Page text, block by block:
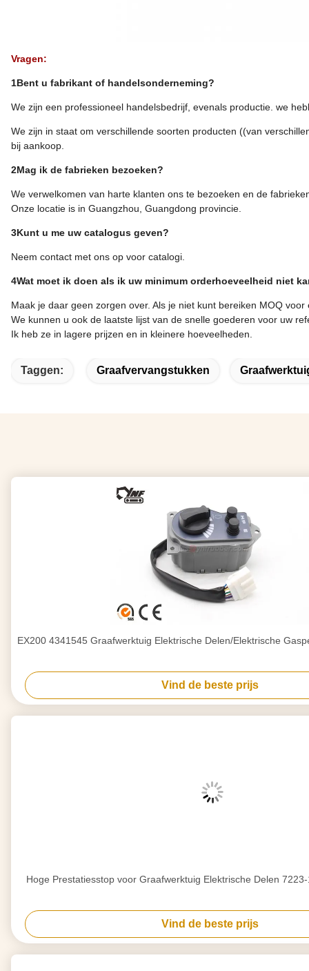
Vragen:
1Bent u fabrikant of handelsonderneming?
We zijn een professioneel handelsbedrijf, evenals productie. we
We zijn in staat om verschillende soorten producten ((van
bij aankoop.
2Mag ik de fabrieken bezoeken?
We verwelkomen van harte klanten ons te bezoeken en de
Onze locatie is in Guangzhou, Guangdong provincie.
3Kunt u me uw catalogus geven?
Neem contact met ons op voor catalogi.
4Wat moet ik doen als ik uw minimum orderhoeveelheid niet
Maak je daar geen zorgen over. Als je niet kunt bereiken MOQ
We kunnen u ook de laatste lijst van de snelle goederen voor uw
Ik heb ze in lagere prijzen en in kleinere hoeveelheden.
Taggen: Graafvervangstukken
EX200 4341545 Graafwerktuig Elektrische Delen/Elektrische
Vind de beste prijs
Hoge Prestatiesstop voor Graafwerktuig Elektrische Delen
Vind de beste prijs